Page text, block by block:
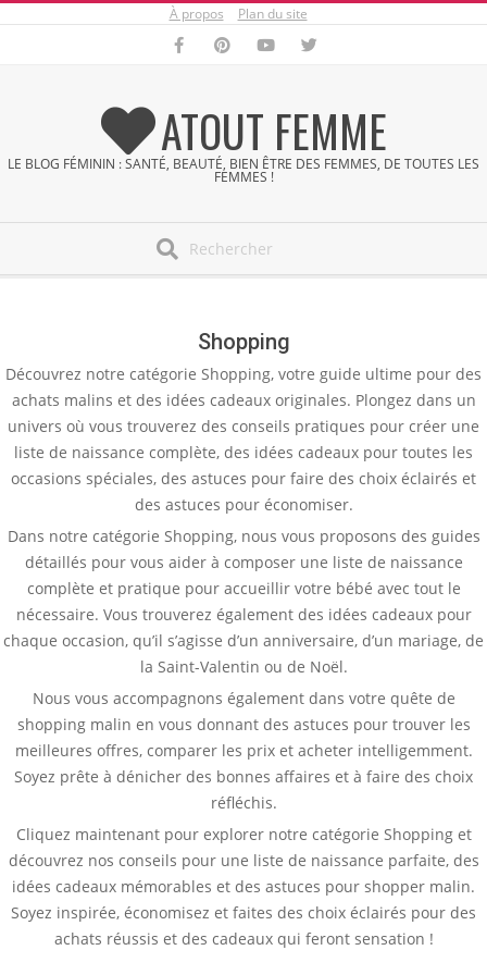
À propos Plan du site
ATOUT FEMME
LE BLOG FÉMININ : SANTÉ, BEAUTÉ, BIEN ÊTRE DES FEMMES, DE TOUTES LES
FEMMES !
Shopping
Découvrez notre catégorie Shopping, votre guide ultime pour des
achats malins et des idées cadeaux originales. Plongez dans un
univers où vous trouverez des conseils pratiques pour créer une
liste de naissance complète, des idées cadeaux pour toutes les
occasions spéciales, des astuces pour faire des choix éclairés et
des astuces pour économiser.
Dans notre catégorie Shopping, nous vous proposons des guides
détaillés pour vous aider à composer une liste de naissance
complète et pratique pour accueillir votre bébé avec tout le
nécessaire. Vous trouverez également des idées cadeaux pour
chaque occasion, qu’il s’agisse d’un anniversaire, d’un mariage, de
la Saint-Valentin ou de Noël.
Nous vous accompagnons également dans votre quête de
shopping malin en vous donnant des astuces pour trouver les
meilleures offres, comparer les prix et acheter intelligemment.
Soyez prête à dénicher des bonnes affaires et à faire des choix
réfléchis.
Cliquez maintenant pour explorer notre catégorie Shopping et
découvrez nos conseils pour une liste de naissance parfaite, des
idées cadeaux mémorables et des astuces pour shopper malin.
Soyez inspirée, économisez et faites des choix éclairés pour des
achats réussis et des cadeaux qui feront sensation !